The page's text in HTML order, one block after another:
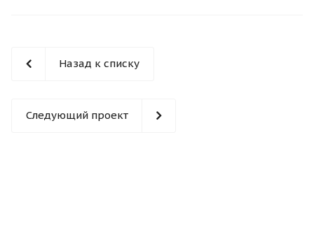
Назад к списку
Следующий проект